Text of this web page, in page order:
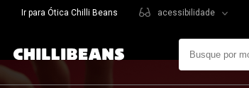
Ir para Ótica Chilli Beans acessibilidade